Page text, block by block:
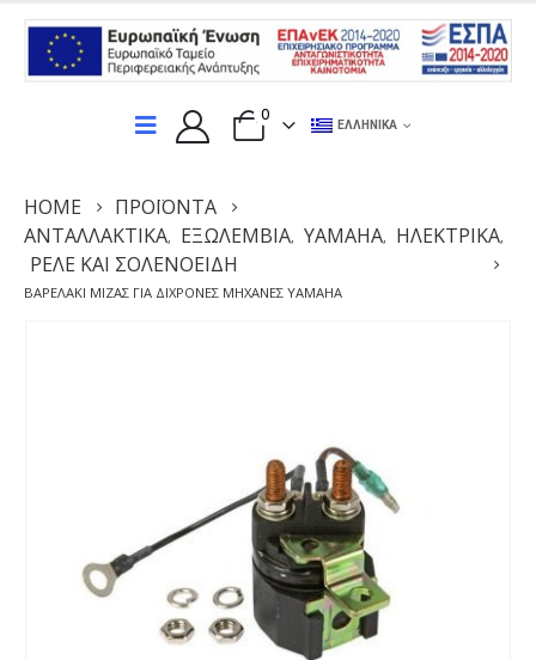
0
ΕΛΛΗΝΙΚΆ
HOME
ΠΡΟΪΌΝΤΑ
ΑΝΤΑΛΛΑΚΤΙΚΆ, ΕΞΩΛΕΜΒΙΑ, YAMAHA, ΗΛΕΚΤΡΙΚΆ,
ΡΕΛΈ ΚΑΙ ΣΟΛΕΝΟΕΙΔΉ
ΒΑΡΕΛΆΚΙ ΜΊΖΑΣ ΓΙΑ ΔΊΧΡΟΝΕΣ ΜΗΧΑΝΈΣ YAMAHA